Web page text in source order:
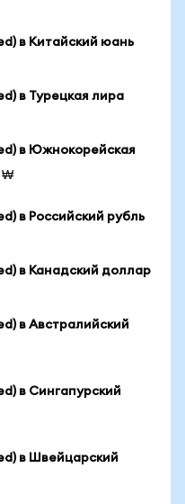
в Китайский юань
в Турецкая лира
в Южнокорейская
₩
в Российский рубль
в Канадский доллар
в Австралийский
в Сингапурский
в Швейцарский